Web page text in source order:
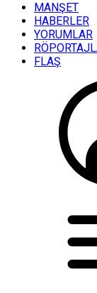
MANŞET
HABERLER
YORUMLAR
FLAŞ